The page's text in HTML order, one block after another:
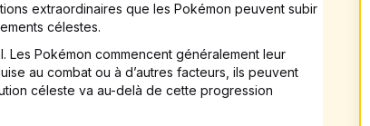
extraordinaires que les Pokémon peuvent subir
célestes.
Les Pokémon commencent généralement leur
au combat ou à d’autres facteurs, ils peuvent
céleste va au-delà de cette progression